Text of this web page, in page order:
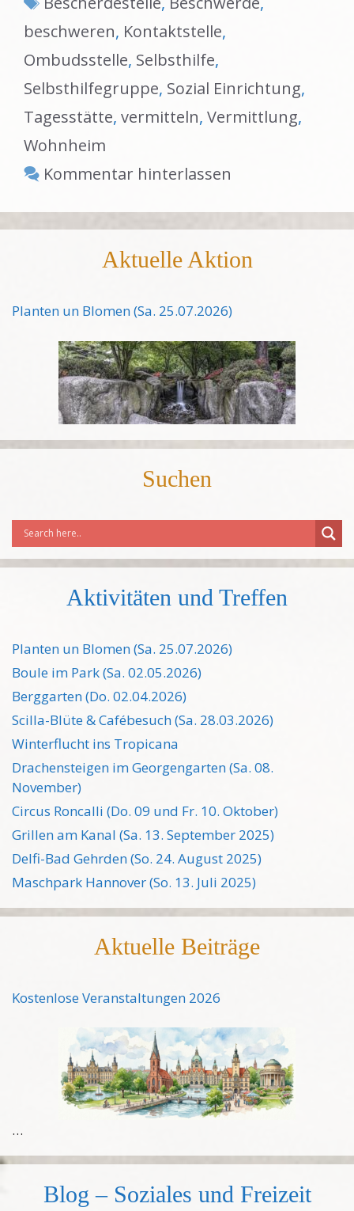
beschweren, Kontaktstelle,
Ombudsstelle, Selbsthilfe,
Selbsthilfegruppe, Sozial Einrichtung,
Tagesstätte, vermitteln, Vermittlung,
Wohnheim
Kommentar hinterlassen
Aktuelle Aktion
Planten un Blomen (Sa. 25.07.2026)
Suchen
Aktivitäten und Treffen
Planten un Blomen (Sa. 25.07.2026)
Boule im Park (Sa. 02.05.2026)
Berggarten (Do. 02.04.2026)
Scilla-Blüte & Cafébesuch (Sa. 28.03.2026)
Winterflucht ins Tropicana
Drachensteigen im Georgengarten (Sa. 08.
November)
Circus Roncalli (Do. 09 und Fr. 10. Oktober)
Grillen am Kanal (Sa. 13. September 2025)
Delfi-Bad Gehrden (So. 24. August 2025)
Maschpark Hannover (So. 13. Juli 2025)
Aktuelle Beiträge
Kostenlose Veranstaltungen 2026
…
Blog – Soziales und Freizeit